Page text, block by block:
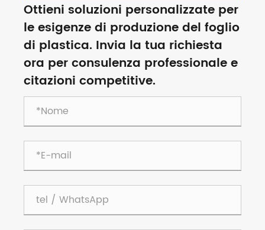
Ottieni soluzioni personalizzate per
le esigenze di produzione del foglio
di plastica. Invia la tua richiesta
ora per consulenza professionale e
citazioni competitive.